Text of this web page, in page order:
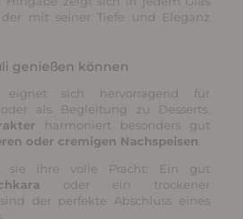
der mit seiner Tiefe und Eleganz
genießen können
eignet sich hervorragend für
als Begleitung zu Desserts.
harmoniert besonders gut
oder cremigen Nachspeisen
sie ihre volle Pracht: Ein gut
oder ein trockener
der perfekte Abschluss eines